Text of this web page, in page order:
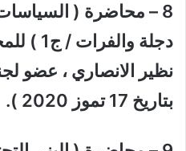
8 – محاضرة (
دجلة
نظير الانصاري ، عضو
بتاريخ 17 تموز 2020 ).